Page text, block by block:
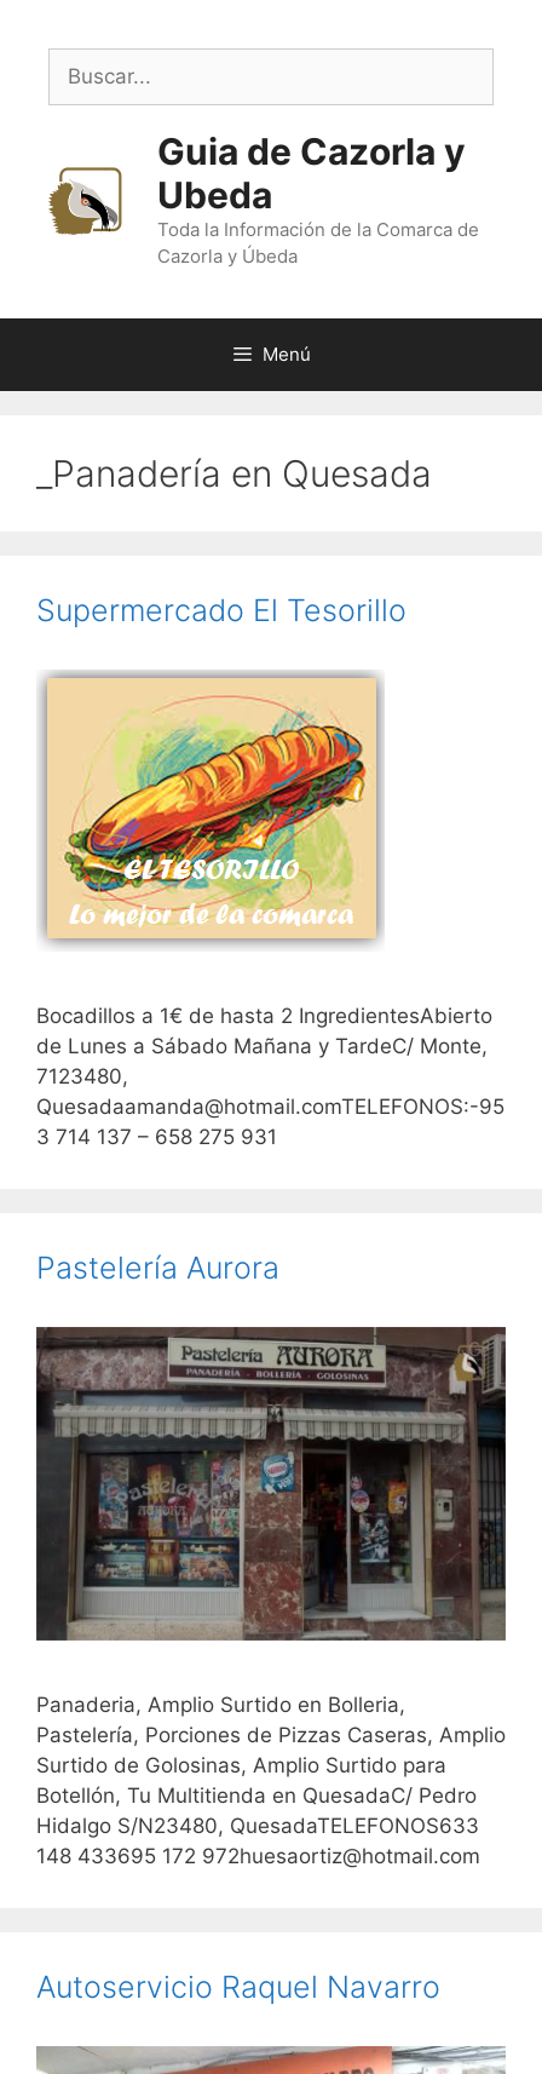
contenido
Buscar:
Guia de Cazorla y
Ubeda
Toda la Información de la Comarca de
Cazorla y Úbeda
Menú
_Panadería en Quesada
Supermercado El Tesorillo
Bocadillos a 1€ de hasta 2 IngredientesAbierto
de Lunes a Sábado Mañana y TardeC/ Monte,
7123480,
Quesadaamanda@hotmail.comTELEFONOS:-95
3 714 137 – 658 275 931
Pastelería Aurora
Panaderia, Amplio Surtido en Bolleria,
Pastelería, Porciones de Pizzas Caseras, Amplio
Surtido de Golosinas, Amplio Surtido para
Botellón, Tu Multitienda en QuesadaC/ Pedro
Hidalgo S/N23480, QuesadaTELEFONOS633
148 433695 172 972huesaortiz@hotmail.com
Autoservicio Raquel Navarro